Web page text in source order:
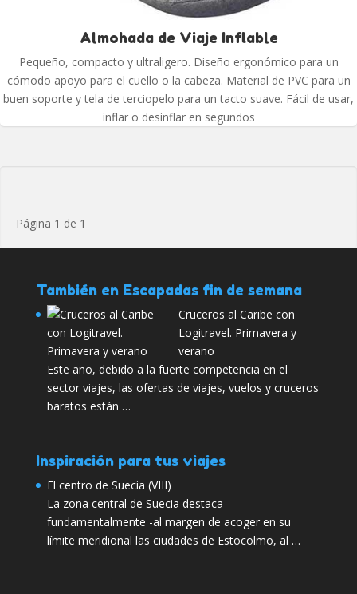
Almohada de Viaje Inflable
Pequeño, compacto y ultraligero. Diseño ergonómico para un
cómodo apoyo para el cuello o la cabeza. Material de PVC para un
buen soporte y tela de terciopelo para un tacto suave. Fácil de usar,
inflar o desinflar en segundos
Página 1 de 1
También en Escapadas fin de semana
Cruceros al Caribe con
Logitravel. Primavera y
verano
Este año, debido a la fuerte competencia en el
sector viajes, las ofertas de viajes, vuelos y cruceros
baratos están …
Inspiración para tus viajes
El centro de Suecia (VIII)
La zona central de Suecia destaca
fundamentalmente -al margen de acoger en su
límite meridional las ciudades de Estocolmo, al …